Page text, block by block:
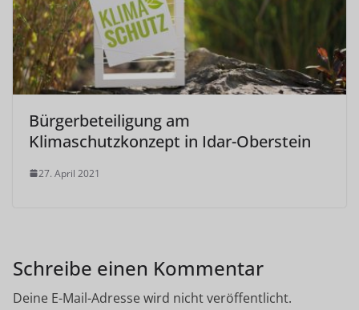
Bürgerbeteiligung am
Klimaschutzkonzept in Idar-Oberstein
27. April 2021
Schreibe einen Kommentar
Deine E-Mail-Adresse wird nicht veröffentlicht.